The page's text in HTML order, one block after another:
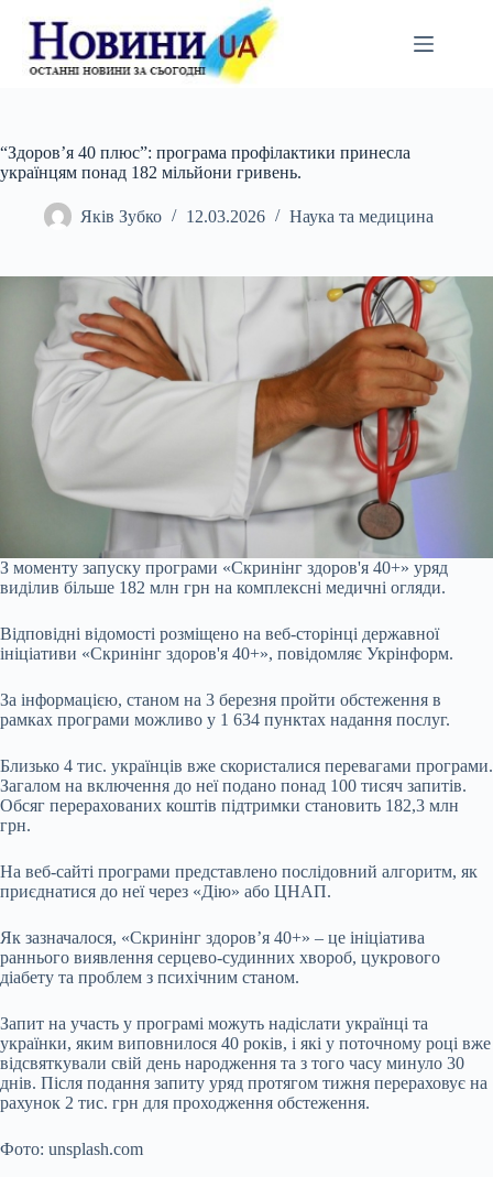
вмісту
“Здоров’я 40 плюс”: програма профілактики принесла
українцям понад 182 мільйони гривень.
Яків Зубко 12.03.2026 Наука та медицина
З моменту запуску програми «Скринінг здоров'я 40+» уряд
виділив більше 182 млн грн на комплексні медичні огляди.
Відповідні відомості розміщено на веб-сторінці державної
ініціативи «Скринінг здоров'я 40+», повідомляє Укрінформ.
За інформацією, станом на 3 березня пройти обстеження в
рамках програми можливо у 1 634 пунктах надання послуг.
Близько 4 тис. українців вже скористалися перевагами програми.
Загалом на включення до неї подано понад 100 тисяч запитів.
Обсяг перерахованих коштів підтримки становить 182,3 млн
грн.
На веб-сайті програми представлено послідовний алгоритм, як
приєднатися до неї через «Дію» або ЦНАП.
Як зазначалося, «Скринінг здоров’я 40+» – це ініціатива
раннього виявлення серцево-судинних хвороб, цукрового
діабету та проблем з психічним станом.
Запит на участь у програмі можуть надіслати українці та
українки, яким виповнилося 40 років, і які у поточному році вже
відсвяткували свій день народження та з того часу минуло 30
днів. Після подання запиту уряд протягом тижня перераховує на
рахунок 2 тис. грн для проходження обстеження.
Фото: unsplash.com